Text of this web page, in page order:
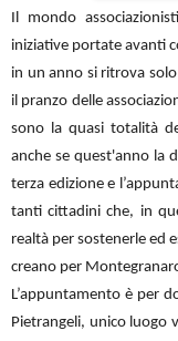
Il mondo
iniziative portate avanti
in un anno si ritrova
il pranzo delle
sono la quasi totalità
anche se quest'anno la
terza edizione e
tanti cittadini che, in
realtà per sostenerle ed
creano per
L’appuntamento è per
Pietrangeli, unico luogo